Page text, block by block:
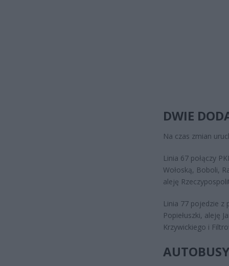
DWIE
Na czas zmian
Linia 67 połączy
Wołoską, Boboli,
aleję
Linia 77 pojedzie z
Popiełuszki, aleję
Krzywickiego i